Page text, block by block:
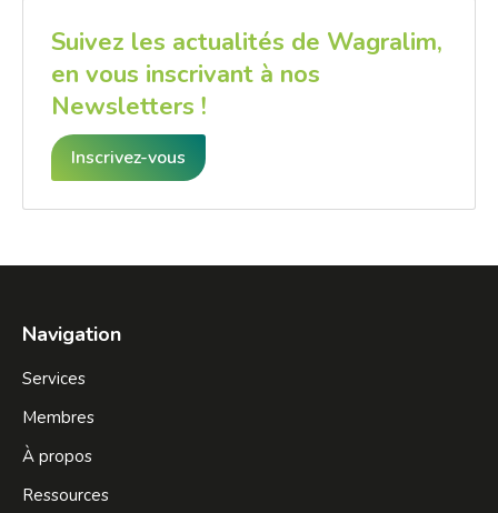
Suivez les actualités de Wagralim,
en vous inscrivant à nos
Newsletters !
Inscrivez-vous
Navigation
Services
Membres
À propos
Ressources